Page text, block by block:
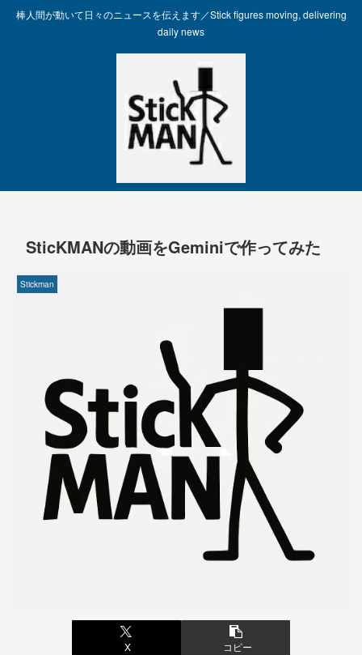
棒人間が動いて日々のニュースを伝えます／Stick figures moving, delivering
daily news
SticKMANの動画をGeminiで作ってみた
Stickman
X コピー